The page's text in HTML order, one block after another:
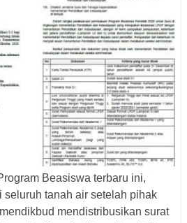
Beasiswa terbaru ini,
seluruh tanah air setelah pihak
mendistribusikan surat